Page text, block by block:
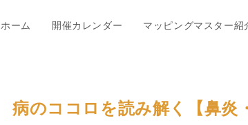
ホーム 開催カレンダー マッピングマスター紹
病のココロを読み解く【鼻炎